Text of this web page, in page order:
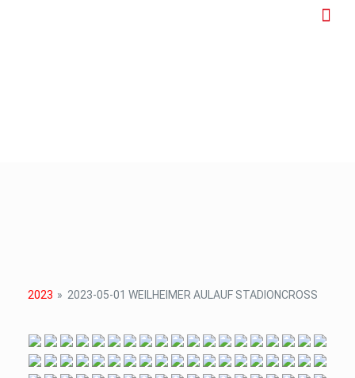
2023 » 2023-05-01 WEILHEIMER AULAUF STADIONCROSS